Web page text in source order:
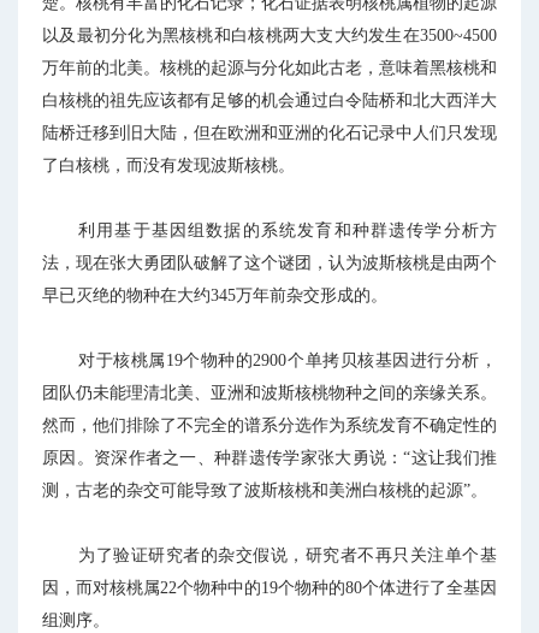
以及最初分化为黑核桃和白核桃两大支大约发生在3500~4500
万年前的北美。核桃的起源与分化如此古老，意味着黑核桃和
白核桃的祖先应该都有足够的机会通过白令陆桥和北大西洋大
陆桥迁移到旧大陆，但在欧洲和亚洲的化石记录中人们只发现
了白核桃，而没有发现波斯核桃。
利用基于基因组数据的系统发育和种群遗传学分析方
法，现在张大勇团队破解了这个谜团，认为波斯核桃是由两个
早已灭绝的物种在大约345万年前杂交形成的。
对于核桃属19个物种的2900个单拷贝核基因进行分析，
团队仍未能理清北美、亚洲和波斯核桃物种之间的亲缘关系。
然而，他们排除了不完全的谱系分选作为系统发育不确定性的
原因。资深作者之一、种群遗传学家张大勇说：“这让我们推
测，古老的杂交可能导致了波斯核桃和美洲白核桃的起源”。
为了验证研究者的杂交假说，研究者不再只关注单个基
因，而对核桃属22个物种中的19个物种的80个体进行了全基因
组测序。